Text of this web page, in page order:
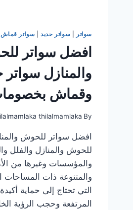
سواتر سواتر حديد| سواتر قماش
افضل سواتر
والمنازل سواتر
وقماش
By
thilalmamlaka
افضل سواتر للحوش
للحوش والمنازل والفلل
والمؤسسات وغيرها من
والمتنوعة ذات المساحات
التي تحتاج إلى حماية
المرتفعة وحجب الرؤية